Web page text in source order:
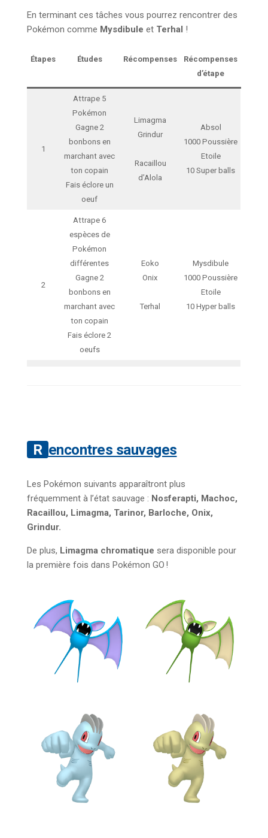
En terminant ces tâches vous pourrez rencontrer des
Pokémon comme Mysdibule et Terhal !
Étapes Études Récompenses
Récompenses
d’étape
1
Attrape 5
Pokémon
Gagne 2
bonbons en
marchant avec
ton copain
Fais éclore un
oeuf
Limagma
Grindur
Racaillou
d’Alola
Absol
1000 Poussière
Etoile
10 Super balls
2
Attrape 6
espèces de
Pokémon
différentes
Gagne 2
bonbons en
marchant avec
ton copain
Fais éclore 2
oeufs
Eoko
Onix
Terhal
Mysdibule
1000 Poussière
Etoile
10 Hyper balls
Rencontres sauvages
Les Pokémon suivants apparaîtront plus
fréquemment à l’état sauvage : Nosferapti, Machoc,
Racaillou, Limagma, Tarinor, Barloche, Onix,
Grindur.
De plus, Limagma chromatique sera disponible pour
la première fois dans Pokémon GO !